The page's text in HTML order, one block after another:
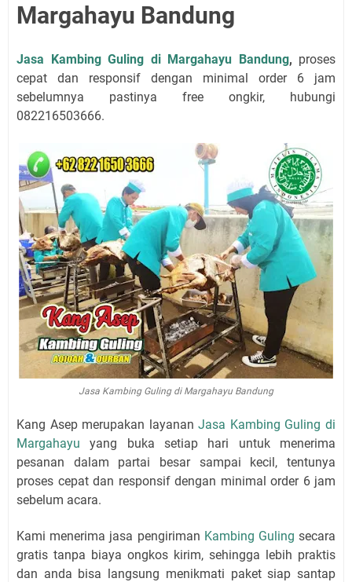
Margahayu Bandung
Jasa Kambing Guling di Margahayu Bandung, proses
cepat dan responsif dengan minimal order 6 jam
sebelumnya pastinya free ongkir, hubungi
082216503666.
Jasa Kambing Guling di Margahayu Bandung
Kang Asep merupakan layananJasa Kambing Guling di
Margahayu yang buka setiap hari untuk menerima
pesanan dalam partai besar sampai kecil, tentunya
proses cepat dan responsif dengan minimal order 6 jam
sebelum acara.
Kami menerima jasa pengiriman Kambing Guling secara
gratis tanpa biaya ongkos kirim, sehingga lebih praktis
dan anda bisa langsung menikmati paket siap santap